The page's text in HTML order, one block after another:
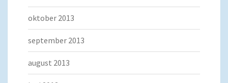
oktober 2013
september 2013
august 2013